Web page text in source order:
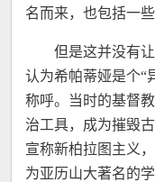
名而来，也包括一
但是这并没有
认为希帕蒂娅是个“
称呼。当时的基督
治工具，成为摧毁
宣称新柏拉图主义
为亚历山大著名的